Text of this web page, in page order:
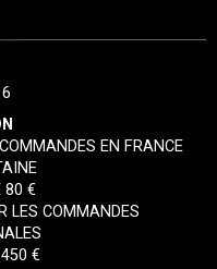
EN FRANCE
80 €
LES COMMANDES
€